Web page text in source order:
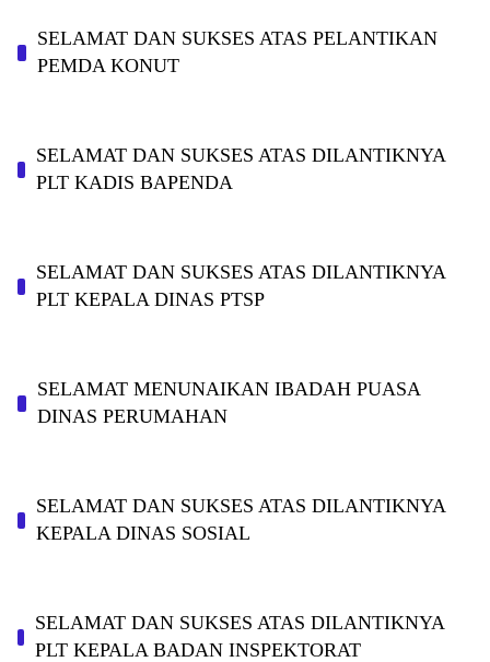
SELAMAT DAN SUKSES ATAS PELANTIKAN
PEMDA KONUT
SELAMAT DAN SUKSES ATAS DILANTIKNYA
PLT KADIS BAPENDA
SELAMAT DAN SUKSES ATAS DILANTIKNYA
PLT KEPALA DINAS PTSP
SELAMAT MENUNAIKAN IBADAH PUASA
DINAS PERUMAHAN
SELAMAT DAN SUKSES ATAS DILANTIKNYA
KEPALA DINAS SOSIAL
SELAMAT DAN SUKSES ATAS DILANTIKNYA
PLT KEPALA BADAN INSPEKTORAT